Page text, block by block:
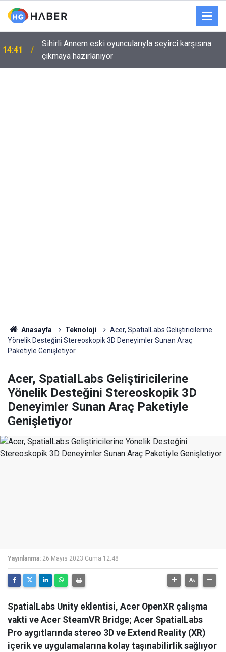
14:41
Sihirli Annem eski oyuncularıyla seyirci karşısına
çıkmaya hazırlanıyor
Anasayfa Teknoloji
Acer, SpatialLabs Geliştiricilerine
Yönelik Desteğini Stereoskopik 3D Deneyimler Sunan Araç
Paketiyle Genişletiyor
Acer, SpatialLabs Geliştiricilerine
Yönelik Desteğini Stereoskopik 3D
Deneyimler Sunan Araç Paketiyle
Genişletiyor
Yayınlanma: 26 Mayıs 2023 Cuma 12:48
SpatialLabs Unity eklentisi, Acer OpenXR çalışma
vakti ve Acer SteamVR Bridge; Acer SpatialLabs
Pro aygıtlarında stereo 3D ve Extend Reality (XR)
içerik ve uygulamalarına kolay taşınabilirlik sağlıyor